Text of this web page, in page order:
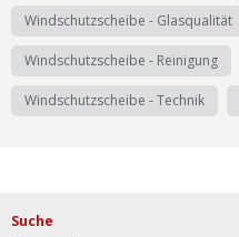
Windschutzscheibe - Glasqualität
Windschutzscheibe - Reinigung
Windschutzscheibe - Technik
Suche